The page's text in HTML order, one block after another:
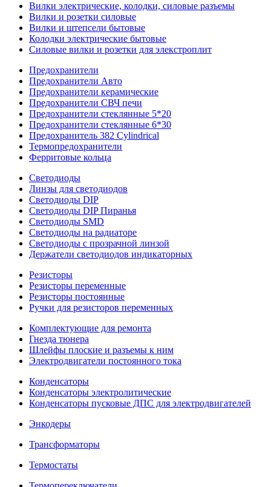
Вилки электрические, колодки, силовые разъемы
Вилки и розетки силовые
Вилки и штепсели бытовые
Колодки электрические бытовые
Силовые вилки и розетки для элекстроплит
Предохранители
Предохранители Авто
Предохранители керамические
Предохранители СВЧ печи
Предохранители стеклянные 5*20
Предохранители стеклянные 6*30
Предохранитель 382 Cylindrical
Термопредохранители
Ферритовые кольца
Светодиоды
Линзы для светодиодов
Светодиоды DIP
Светодиоды DIP Пиранья
Светодиоды SMD
Светодиоды на радиаторе
Светодиоды с прозрачной линзой
Держатели светодиодов индикаторных
Резисторы
Резисторы переменные
Резисторы постоянные
Ручки для резисторов переменных
Комплектующие для ремонта
Гнезда тюнера
Шлейфы плоские и разъемы к ним
Электродвигатели постоянного тока
Конденсаторы
Конденсаторы электролитические
Конденсаторы пусковые ДПС для электродвигателей
Энкодеры
Трансформаторы
Термостаты